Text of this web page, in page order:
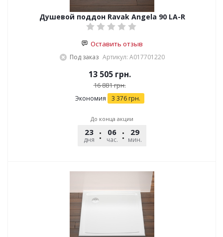
Душевой поддон Ravak Angela 90 LA-R
Оставить отзыв
Под заказ Артикул: A017701220
13 505грн.
16 881грн.
Экономия 3 376грн.
До конца акции
23
дня
06
час.
29
мин.